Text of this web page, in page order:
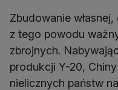
Zbudowanie
z tego powodu
zbrojnych.
produkcji Y-20,
nielicznych państw